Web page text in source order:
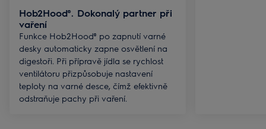
Hob2Hood®. Dokonalý partner při
vaření
Funkce Hob2Hood® po zapnutí varné
desky automaticky zapne osvětlení na
digestoři. Při přípravě jídla se rychlost
ventilátoru přizpůsobuje nastavení
teploty na varné desce, čímž efektivně
odstraňuje pachy při vaření.